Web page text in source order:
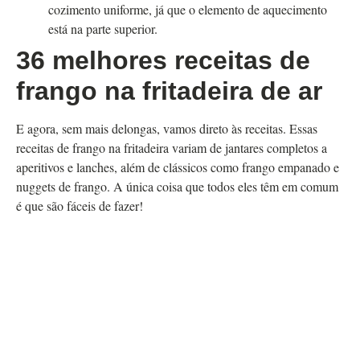
cozimento uniforme, já que o elemento de aquecimento
está na parte superior.
36 melhores receitas de
frango na fritadeira de ar
E agora, sem mais delongas, vamos direto às receitas. Essas
receitas de frango na fritadeira variam de jantares completos a
aperitivos e lanches, além de clássicos como frango empanado e
nuggets de frango. A única coisa que todos eles têm em comum
é que são fáceis de fazer!